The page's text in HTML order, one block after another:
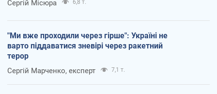
Сергій Місюра 6,8 т.
"Ми вже проходили через гірше": Україні не
варто піддаватися зневірі через ракетний
терор
Сергій Марченко, експерт 7,1 т.